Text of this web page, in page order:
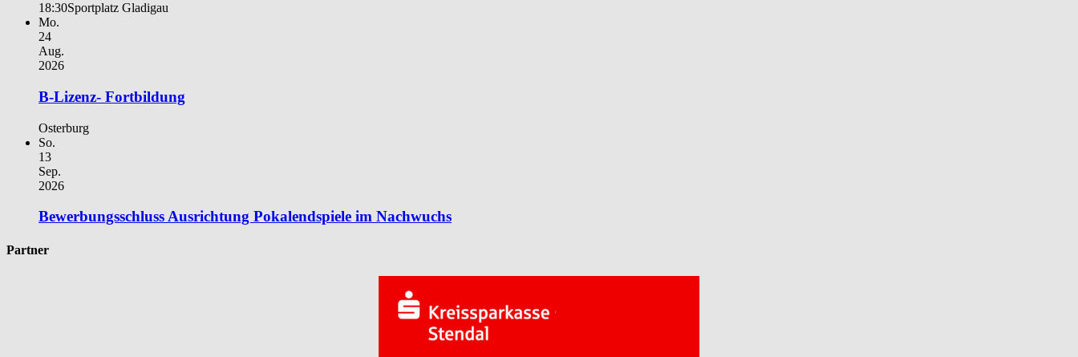
18:30Sportplatz Gladigau
Mo.
24
Aug.
2026
B-Lizenz- Fortbildung
Osterburg
So.
13
Sep.
2026
Bewerbungsschluss Ausrichtung Pokalendspiele im Nachwuchs
Partner